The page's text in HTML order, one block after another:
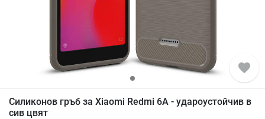
favorite
Силиконов гръб за Xiaomi Redmi 6A - удароустойчив в
сив цвят